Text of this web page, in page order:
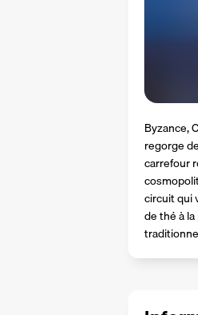
Byzance,
regorge
carrefour
circuit qui
de thé à